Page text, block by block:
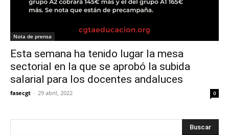
Nota de prensa
Esta semana ha tenido lugar la mesa
sectorial en la que se aprobó la subida
salarial para los docentes andaluces
fasecgt - 29 abril, 2022 0